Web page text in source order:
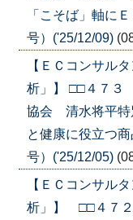
「こそば」軸に
号）('25/12/09)
【ＥＣコンサル
析」】 □□４７３
協会 清水将平特
と健康に役立つ
号）('25/12/05)
【ＥＣコンサル
析」】 □□４７